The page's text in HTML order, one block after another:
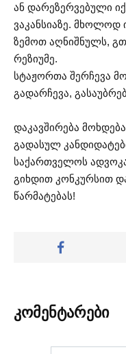
ან დარეზერვებული
ვაკანსიაზე. მხოლოდ
ზემოთ აღნიშნულს,
რეზიუმე.
სტაჟორთა შერჩევა
გადარჩევა,
დაკავშირება
გადასულ
საქართველოს
გიხდით კონკურსით
წარმატებას!
კომენტარები